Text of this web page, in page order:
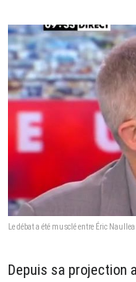
Le débat a été musclé entre Éric
Depuis sa projection